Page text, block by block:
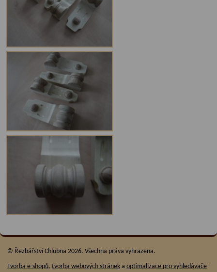
© Řezbářství Chlubna 2026. Všechna práva vyhrazena.
Tvorba e-shopů, tvorba webových stránek a optimalizace pro vyhledávače -